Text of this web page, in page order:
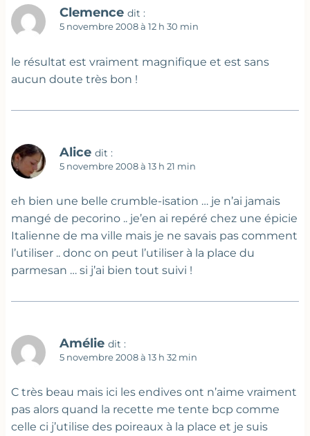
Clemence dit :
5 novembre 2008 à 12 h 30 min
le résultat est vraiment magnifique et est sans
aucun doute très bon !
Alice dit :
5 novembre 2008 à 13 h 21 min
eh bien une belle crumble-isation … je n’ai jamais
mangé de pecorino .. je’en ai repéré chez une épicie
Italienne de ma ville mais je ne savais pas comment
l’utiliser .. donc on peut l’utiliser à la place du
parmesan … si j’ai bien tout suivi !
Amélie dit :
5 novembre 2008 à 13 h 32 min
C très beau mais ici les endives ont n’aime vraiment
pas alors quand la recette me tente bcp comme
celle ci j’utilise des poireaux à la place et je suis